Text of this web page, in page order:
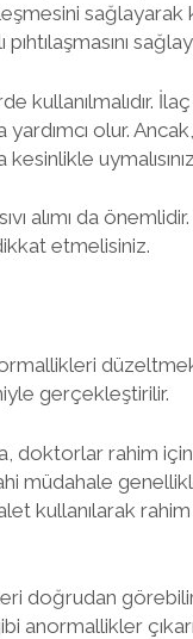
sağlayarak
pıhtılaşmasını
kullanılmalıdır.
yardımcı olur.
alımı da
etmelisiniz.
gerçekleştirilir.
doktorlar rahim
müdahale
kullanılarak
doğrudan
anormallikler